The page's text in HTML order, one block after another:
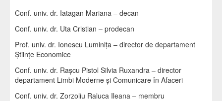
Conf. univ. dr. Iatagan Mariana – decan
Conf. univ. dr. Uta Cristian – prodecan
Prof. univ. dr. Ionescu Luminiţa – director de departament
Științe Economice
Conf. univ. dr. Rașcu Pistol Silvia Ruxandra – director
departament Limbi Moderne și Comunicare în Afaceri
Conf. univ. dr. Zorzoliu Raluca Ileana – membru